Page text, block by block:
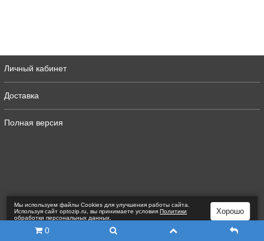
Личный кабинет
Доставка
Полная версия
0
Мы используем файлы Сookies для улучшения работы сайта.
Используя сайт optozip.ru, вы принимаете условияПолитики
обработки персональных данных
Хорошо